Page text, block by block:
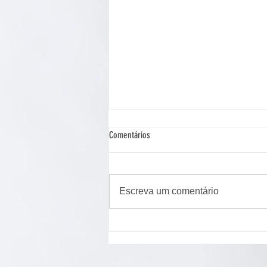
Comentários
Escreva um comentário